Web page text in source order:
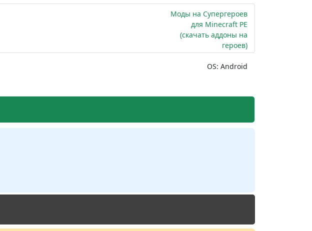
Моды на Супергероев
для Minecraft PE
(скачать аддоны на
героев)
OS: Android